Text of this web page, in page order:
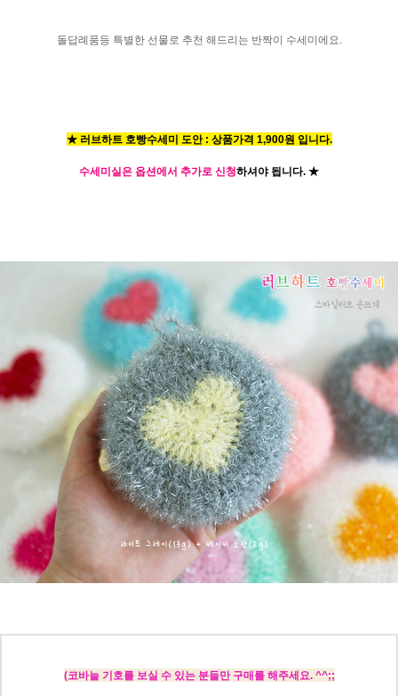
돌답례품등 특별한 선물로 추천 해드리는 반짝이 수세미에요.
★ 러브하트 호빵수세미 도안 : 상품가격 1,900원 입니다.
수세미실은 옵션에서 추가로 신청하셔야 됩니다. ★
(코바늘 기호를 보실 수 있는 분들만 구매를 해주세요. ^^;;